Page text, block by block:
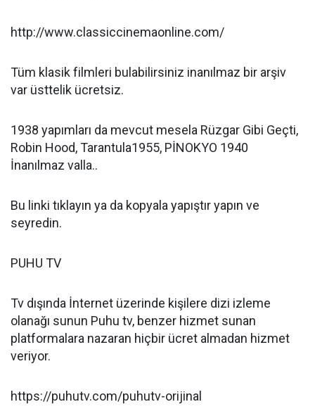
http://www.classiccinemaonline.com/
Tüm klasik filmleri bulabilirsiniz inanılmaz bir arşiv
var üsttelik ücretsiz.
1938 yapımları da mevcut mesela Rüzgar Gibi Geçti,
Robin Hood, Tarantula1955, PİNOKYO 1940
İnanılmaz valla..
Bu linki tıklayın ya da kopyala yapıştır yapın ve
seyredin.
PUHU TV
Tv dışında İnternet üzerinde kişilere dizi izleme
olanağı sunun Puhu tv, benzer hizmet sunan
platformalara nazaran hiçbir ücret almadan hizmet
veriyor.
https://puhutv.com/puhutv-orijinal